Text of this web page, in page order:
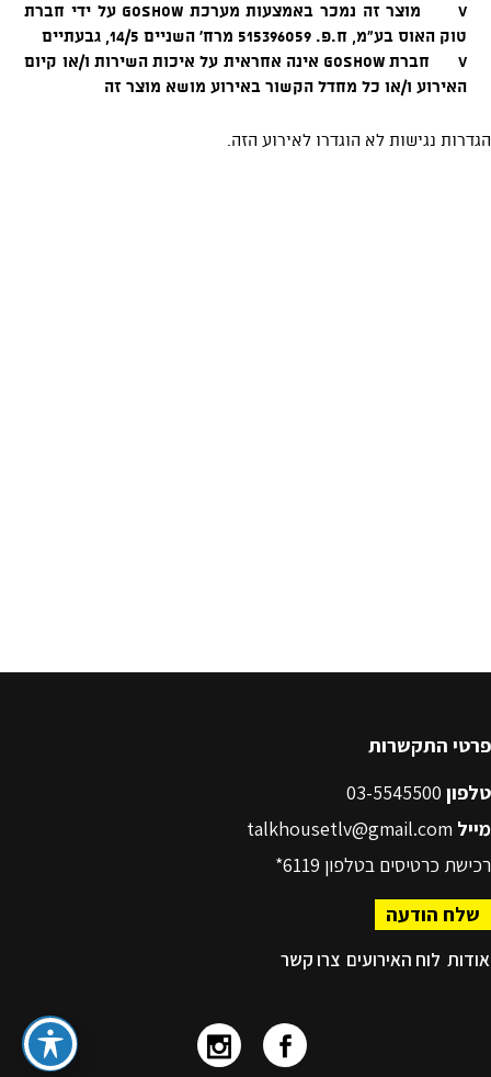
פרטי התקשרות
טלפון
מייל talkhousetlv@gmail.com
רכישת כרטיסים בטלפון 6119*
שלח הודעה
אודות לוח האירועים צרו קשר